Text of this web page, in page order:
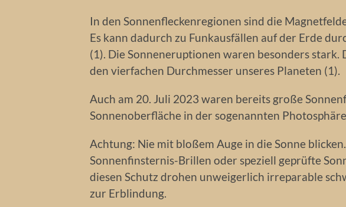
In den Sonnenfleckenregionen sind die
Es kann dadurch zu Funkausfällen auf der Erde
(1). Die Sonneneruptionen waren besonders
den vierfachen Durchmesser unseres Planeten (1).
Auch am 20. Juli 2023 waren bereits große
Sonnenoberfläche in der sogenannten
Achtung: Nie mit bloßem Auge in die Sonne
Sonnenfinsternis-Brillen oder speziell geprüfte
diesen Schutz drohen unweigerlich irreparable
zur Erblindung.